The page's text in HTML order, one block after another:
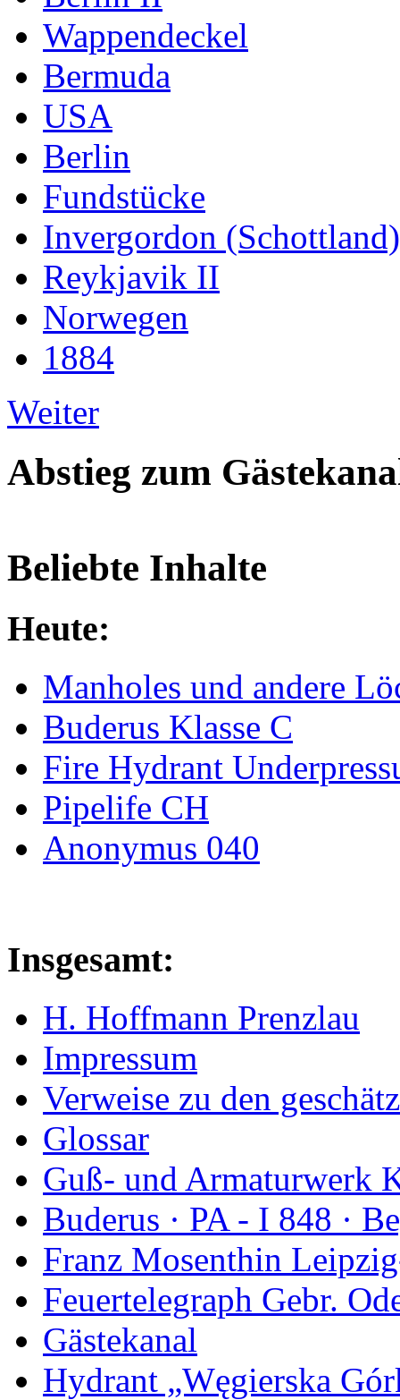
Wappendeckel
Bermuda
USA
Berlin
Fundstücke
Invergordon (Schottland)
Reykjavik II
Norwegen
1884
Weiter
Abstieg zum
Beliebte Inhalte
Heute:
Manholes und andere
Buderus Klasse C
Fire Hydrant
Pipelife CH
Anonymus 040
Insgesamt:
H. Hoffmann Prenzlau
Impressum
Verweise zu den
Glossar
Guß- und Armaturwerk
Buderus · PA - I 848 ·
Franz Mosenthin
Feuertelegraph Gebr.
Gästekanal
Hydrant „Węgierska